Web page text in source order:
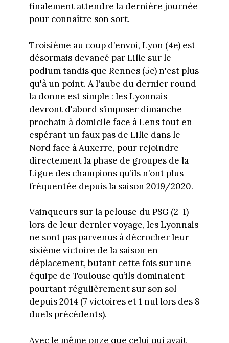
finalement attendre la dernière journée
pour connaître son sort.
Troisième au coup d’envoi, Lyon (4e) est
désormais devancé par Lille sur le
podium tandis que Rennes (5e) n'est plus
qu'à un point. A l'aube du dernier round
la donne est simple : les Lyonnais
devront d'abord s’imposer dimanche
prochain à domicile face à Lens tout en
espérant un faux pas de Lille dans le
Nord face à Auxerre, pour rejoindre
directement la phase de groupes de la
Ligue des champions qu’ils n’ont plus
fréquentée depuis la saison 2019/2020.
Vainqueurs sur la pelouse du PSG (2-1)
lors de leur dernier voyage, les Lyonnais
ne sont pas parvenus à décrocher leur
sixième victoire de la saison en
déplacement, butant cette fois sur une
équipe de Toulouse qu’ils dominaient
pourtant régulièrement sur son sol
depuis 2014 (7 victoires et 1 nul lors des 8
duels précédents).
Avec le même onze que celui qui avait